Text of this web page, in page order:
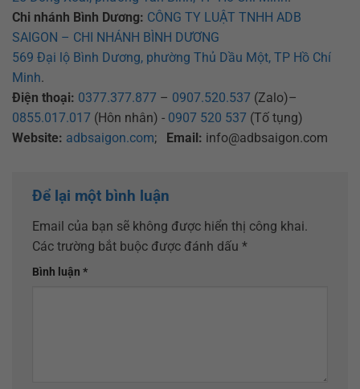
Chi nhánh Bình Dương: CÔNG TY LUẬT TNHH ADB
SAIGON – CHI NHÁNH BÌNH DƯƠNG
569 Đại lộ Bình Dương, phường Thủ Dầu Một, TP Hồ Chí
Minh.
Điện thoại: 0377.377.877 – 0907.520.537 (Zalo)–
0855.017.017 (Hôn nhân) - 0907 520 537 (Tố tụng)
Website: adbsaigon.com; Email: info@adbsaigon.com
Để lại một bình luận
Email của bạn sẽ không được hiển thị công khai.
Các trường bắt buộc được đánh dấu *
Bình luận *